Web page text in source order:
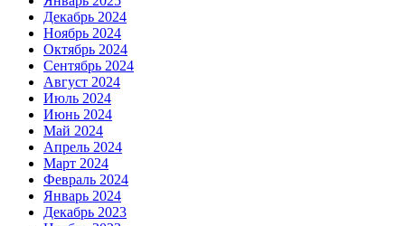
Декабрь 2024
Ноябрь 2024
Октябрь 2024
Сентябрь 2024
Август 2024
Июль 2024
Июнь 2024
Май 2024
Апрель 2024
Март 2024
Февраль 2024
Январь 2024
Декабрь 2023